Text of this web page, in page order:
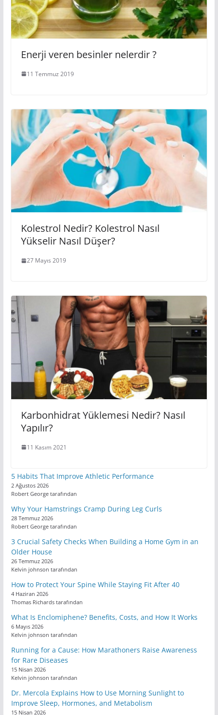
Enerji veren besinler nelerdir ?
11 Temmuz 2019
Kolestrol Nedir? Kolestrol Nasıl
Yükselir Nasıl Düşer?
27 Mayıs 2019
Karbonhidrat Yüklemesi Nedir? Nasıl
Yapılır?
11 Kasım 2021
5 Habits That Improve Athletic Performance
2 Ağustos 2026
Robert George tarafından
Why Your Hamstrings Cramp During Leg Curls
28 Temmuz 2026
Robert George tarafından
3 Crucial Safety Checks When Building a Home Gym in an
Older House
26 Temmuz 2026
Kelvin johnson tarafından
How to Protect Your Spine While Staying Fit After 40
4 Haziran 2026
Thomas Richards tarafından
What Is Enclomiphene? Benefits, Costs, and How It Works
6 Mayıs 2026
Kelvin johnson tarafından
Running for a Cause: How Marathoners Raise Awareness
for Rare Diseases
15 Nisan 2026
Kelvin johnson tarafından
Dr. Mercola Explains How to Use Morning Sunlight to
Improve Sleep, Hormones, and Metabolism
15 Nisan 2026